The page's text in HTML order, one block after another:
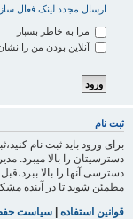
ارسال مجدد لینک فعال
مرا به خاطر بسپار
آنلاین بودن من را
ثبت نام
برای ورود باید ثبت نام
دسترسیتان را بالا میبرد.
دسترسی آنها را بالا ببرد،قبل
مطمئن شوید تا در آینده
قوانین استفاده | سیاست